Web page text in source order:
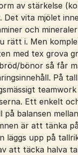
av stärkelse
Det vita mjölet
och
rätt i. Men
med tex grova
bönor så får
På
teamwork
Ett enkelt
balansen
är att tänka
läggs upp på
att täcka halva